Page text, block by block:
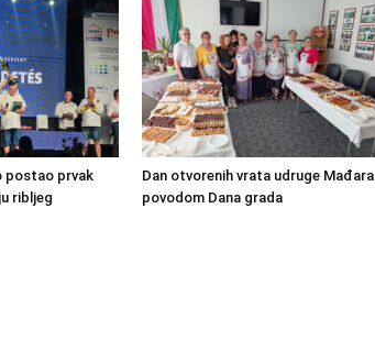
postao prvak
ribljeg
Dan otvorenih vrata udruge Mađara
povodom Dana grada